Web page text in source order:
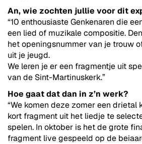
An, wie zochten jullie voor dit
“10 enthousiaste Genkenaren die
een lied of muzikale compositie.
het openingsnummer van je trouw
uit je jeugd.
We leren je er een fragmentje uit
van de Sint-Martinuskerk.”
Hoe gaat dat dan in z’n werk?
“We komen deze zomer een drietal
kort fragment uit het liedje te
spelen. In oktober is het de grote
fragment live gespeeld op de